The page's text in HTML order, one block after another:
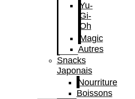
Yu-
Gi-
Oh
Magic
Autres
Snacks
Japonais
Nourriture
Boissons